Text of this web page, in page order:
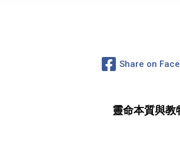
Share on
靈命本質與